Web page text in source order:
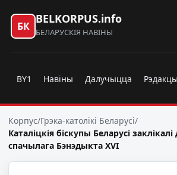
БК
BELKORPUS.info
БЕЛАРУСКІЯ НАВІНЫ
BY1 Навіны Далучыцца
Корпус/Грэка-католікі Беларусі/
Каталіцкія біскупы Беларусі
спачылага Бэнэдыкта XVI